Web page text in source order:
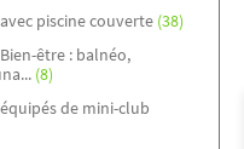
piscine couverte (38)
être : balnéo,
(8)
de mini-club